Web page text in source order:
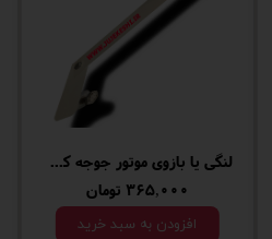
لنگی یا بازوی موتور جوجه کشی(ساخته شده با cnc)
۳۶۵,۰۰۰ تومان
افزودن به سبد خرید